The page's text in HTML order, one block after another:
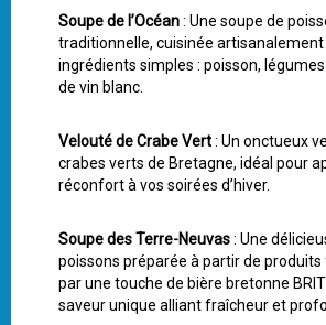
Soupe de l’Océan: Une soupe de
traditionnelle, cuisinée artisanalement
ingrédients simples : poisson,
de vin blanc.
Velouté de Crabe Vert: Un onctueux
crabes verts de Bretagne, idéal pour
réconfort à vos soirées d’hiver.
Soupe des Terre-Neuvas: Une
poissons préparée à partir de
par une touche de bière bretonne
saveur unique alliant fraîcheur et